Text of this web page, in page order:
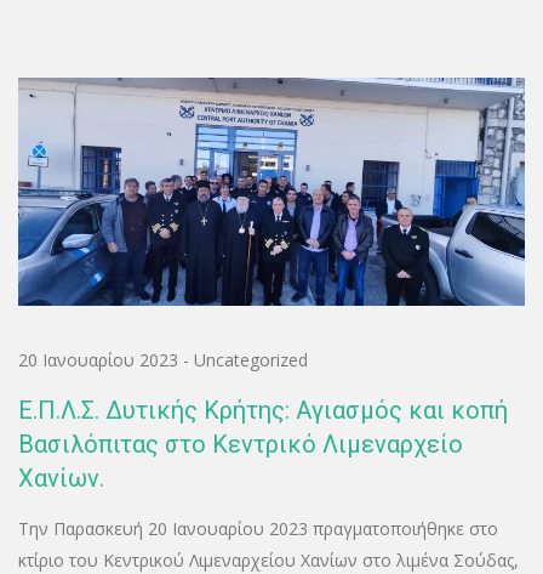
20 Ιανουαρίου 2023 - Uncategorized
Ε.Π.Λ.Σ. Δυτικής Κρήτης: Αγιασμός και κοπή
Βασιλόπιτας στο Κεντρικό Λιμεναρχείο
Χανίων.
Την Παρασκευή 20 Ιανουαρίου 2023 πραγματοποιήθηκε στο
κτίριο του Κεντρικού Λιμεναρχείου Χανίων στο λιμένα Σούδας,